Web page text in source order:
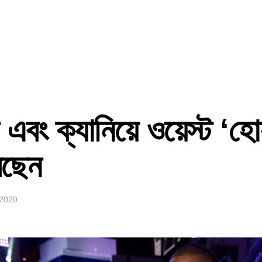
এবং ক্যানিয়ে ওয়েস্ট